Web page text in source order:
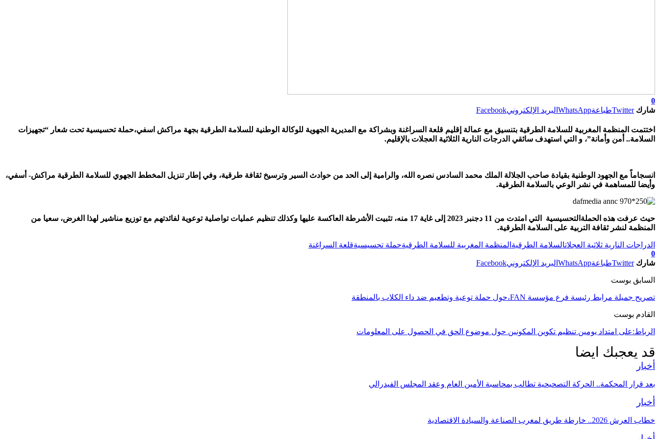
0
شارك TwitterطباعةWhatsApp البريد الإلكترونيFacebook
اختتمت المنظمة المغربية للسلامة الطرقية بتنسيق مع عمالة إقليم قلعة السراغنة وبشراكة مع المديرية الجهوية للوكالة الوطنية للسلامة الطرقية بجهة مراكش اسفي،حملة تحسيسية تحت شعار “تجهيزات
السلامة.. أمن وأمانة”، و التي استهدف سائقي الدرجات النارية الثلاثية العجلات بالإقليم.
انسجاماً مع الجهود الوطنية بقيادة صاحب الجلالة الملك محمد السادس نصره الله، والرامية إلى الحد من حوادث السير وترسيخ ثقافة طرقية، وفي إطار تنزيل المخطط الجهوي للسلامة الطرقية مراكش- أسفي،
وأيضا للمساهمة في نشر الوعي بالسلامة الطرقية.
حيث عرفت هذه الحملةالتحسيسية التي امتدت من 11 دجنبر 2023 إلى غاية 17 منه، تثبيت الأشرطة العاكسة عليها وكذلك تنظيم عمليات تواصلية توعوية لفائدتهم مع توزيع مناشير لهذا الغرض، سعيا من
المنظمة لنشر ثقافة التربية على السلامة الطرقية.
الدراجات النارية ثلاثية العجلاتالسلامة الطرقية المنظمة المغربية للسلامة الطرقيةحملة تحسيسيةقلعة السراغنة
0
شارك TwitterطباعةWhatsApp البريد الإلكترونيFacebook
السابق بوست
تصريح جميلة مرابط رئيسة فرع مؤسسة FAN،حول حملة توعية وتطعيم ضد داء الكلاب بالمنطقة
القادم بوست
الرباط:على امتداد يومين تنظيم تكوين المكونين حول موضوع الحق في الحصول على المعلومات
قد يعجبك ايضا
أخبار
بعد قرار المحكمة.. الحركة التصحيحية تطالب بمحاسبة الأمين العام وعقد المجلس الفيدرالي
أخبار
خطاب العرش 2026.. خارطة طريق لمغرب الصناعة والسيادة الاقتصادية